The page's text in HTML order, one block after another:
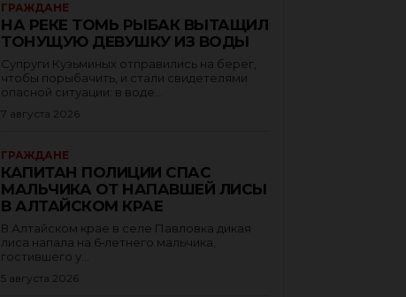
ГРАЖДАНЕ
НА РЕКЕ ТОМЬ РЫБАК ВЫТАЩИЛ
ТОНУЩУЮ ДЕВУШКУ ИЗ ВОДЫ
Супруги Кузьминых отправились на берег,
чтобы порыбачить, и стали свидетелями
опасной ситуации: в воде...
7 августа 2026
ГРАЖДАНЕ
КАПИТАН ПОЛИЦИИ СПАС
МАЛЬЧИКА ОТ НАПАВШЕЙ ЛИСЫ
В АЛТАЙСКОМ КРАЕ
В Алтайском крае в селе Павловка дикая
лиса напала на 6‑летнего мальчика,
гостившего у...
5 августа 2026